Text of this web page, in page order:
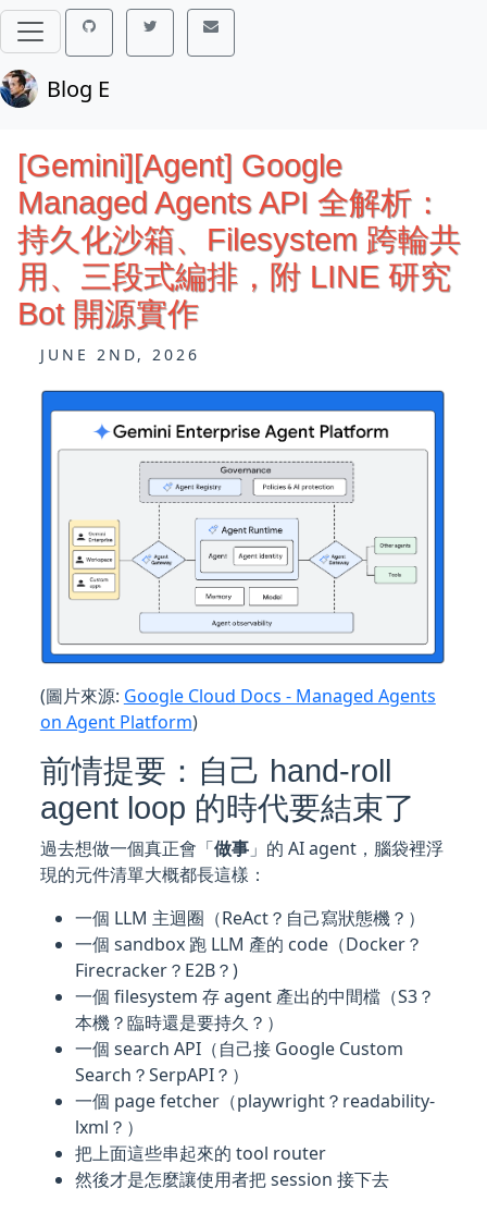
Blog E
[Gemini][Agent] Google
Managed Agents API 全解析：
持久化沙箱、Filesystem 跨輪共
用、三段式編排，附 LINE 研究
Bot 開源實作
JUNE 2ND, 2026
(圖片來源: Google Cloud Docs - Managed Agents
on Agent Platform)
前情提要：自己 hand-roll
agent loop 的時代要結束了
過去想做一個真正會「做事」的 AI agent，腦袋裡浮
現的元件清單大概都長這樣：
一個 LLM 主迴圈（ReAct？自己寫狀態機？）
一個 sandbox 跑 LLM 產的 code（Docker？
Firecracker？E2B？)
一個 filesystem 存 agent 產出的中間檔（S3？
本機？臨時還是要持久？）
一個 search API（自己接 Google Custom
Search？SerpAPI？）
一個 page fetcher（playwright？readability-
lxml？）
把上面這些串起來的 tool router
然後才是怎麼讓使用者把 session 接下去